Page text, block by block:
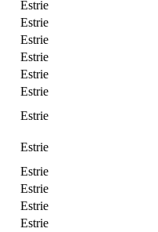
Estrie
Estrie
Estrie
Estrie
Estrie
Estrie
Estrie
Estrie
Estrie
Estrie
Estrie
Estrie